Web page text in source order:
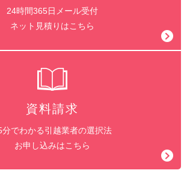
24時間365日メール受付
ネット見積りはこちら
資料請求
分でわかる引越業者の選択法
お申し込みはこちら